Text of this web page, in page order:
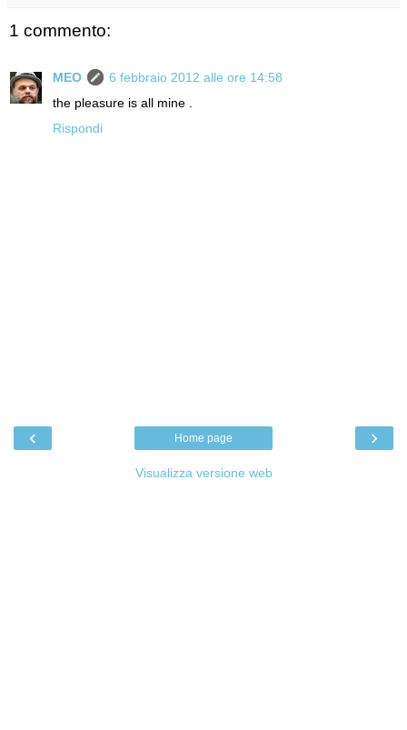
1 commento:
MEO
6 febbraio 2012 alle ore 14:58
the pleasure is all mine .
Rispondi
‹ ›
Home page
Visualizza versione web